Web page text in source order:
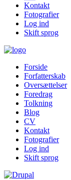
Kontakt
Fotografier
Log ind
Skift sprog
Forside
Forfatterskab
Oversættelser
Foredrag
Tolkning
Blog
CV
Kontakt
Fotografier
Log ind
Skift sprog